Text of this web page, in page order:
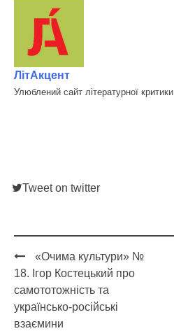
ЛітАкцент
Улюблений сайт літературної критики
Tweet on twitter
Post
navigation
«Очима культури» №
18. Ігор Костецький про
самототожність та
українсько-російські
взаємини